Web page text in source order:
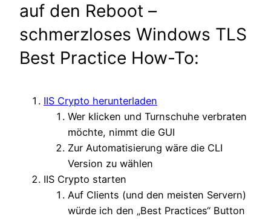
auf den Reboot –
schmerzloses Windows TLS
Best Practice How-To:
IIS Crypto herunterladen
Wer klicken und Turnschuhe verbraten
möchte, nimmt die GUI
Zur Automatisierung wäre die CLI
Version zu wählen
IIS Crypto starten
Auf Clients (und den meisten Servern)
würde ich den „Best Practices“ Button